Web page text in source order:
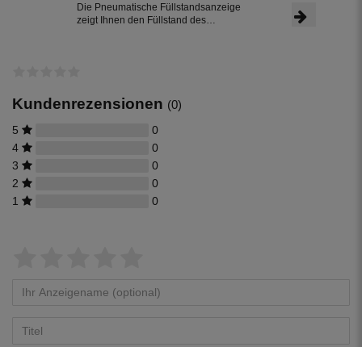
Die Pneumatische Füllstandsanzeige
zeigt Ihnen den Füllstand des
Kundenrezensionen (0)
5
0
4
0
3
0
2
0
1
0